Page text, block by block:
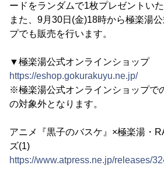
ードをランダムで1枚プレゼントいた
また、9月30日(金)18時から極楽湯
プでも販売を行います。
▼極楽湯公式オンラインショップ
https://eshop.gokurakuyu.ne.jp/
※極楽湯公式オンラインショップで
の対象外となります。
アニメ『黒子のバスケ』×極楽湯・
ズ(1)
https://www.atpress.ne.jp/releases/